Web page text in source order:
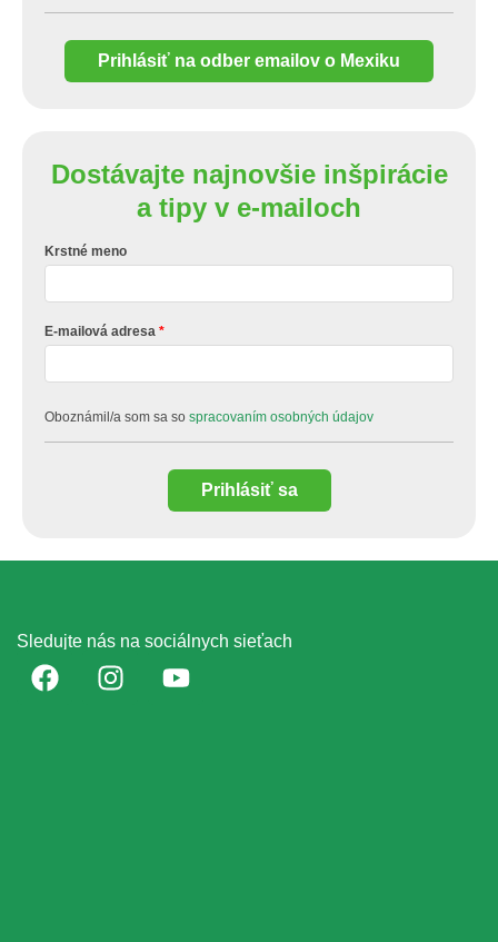
Prihlásiť na odber emailov o Mexiku
Dostávajte najnovšie inšpirácie
a tipy v e-mailoch
Krstné meno
E-mailová adresa
Oboznámil/a som sa sospracovaním osobných údajov
Prihlásiť sa
Sledujte nás na sociálnych sieťach